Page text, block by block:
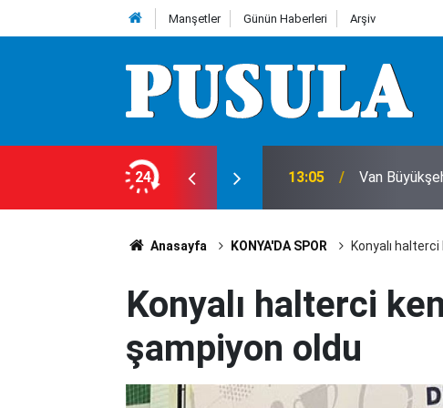
Manşetler Günün Haberleri Arşiv
24 13:05 Van
Anasayfa KONYA'DA SPOR Konyalı
Konyalı halterci
şampiyon oldu